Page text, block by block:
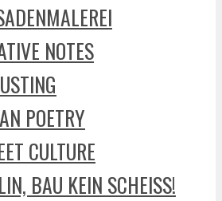
NOTES
POETRY
CULTURE
BAU KEIN SCHEISS!